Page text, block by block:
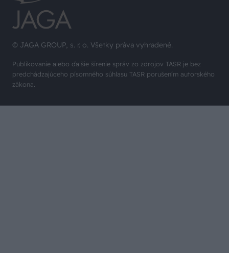
© JAGA GROUP, s. r. o. Všetky práva vyhradené.
Publikovanie alebo ďalšie šírenie správ zo zdrojov TASR je bez
predchádzajúceho písomného súhlasu TASR porušením autorského
zákona.